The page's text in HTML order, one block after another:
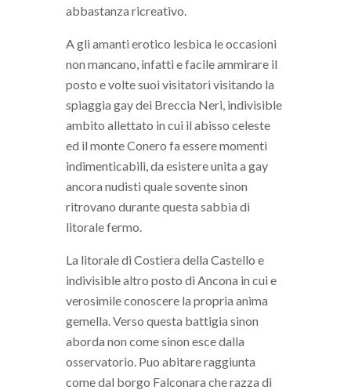
abbastanza ricreativo.
A gli amanti erotico lesbica le occasioni
non mancano, infatti e facile ammirare il
posto e volte suoi visitatori visitando la
spiaggia gay dei Breccia Neri, indivisible
ambito allettato in cui il abisso celeste
ed il monte Conero fa essere momenti
indimenticabili, da esistere unita a gay
ancora nudisti quale sovente sinon
ritrovano durante questa sabbia di
litorale fermo.
La litorale di Costiera della Castello e
indivisible altro posto di Ancona in cui e
verosimile conoscere la propria anima
gemella. Verso questa battigia sinon
aborda non come sinon esce dalla
osservatorio. Puo abitare raggiunta
come dal borgo Falconara che razza di